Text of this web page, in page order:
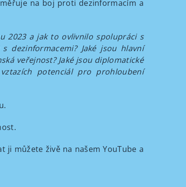
na boj proti dezinformacím a
2023 a jak to ovlivnilo spolupráci s
dezinformacemi? Jaké jsou hlavní
veřejnost? Jaké jsou diplomatické
potenciál pro prohloubení
ji můžete živě na našem YouTube a